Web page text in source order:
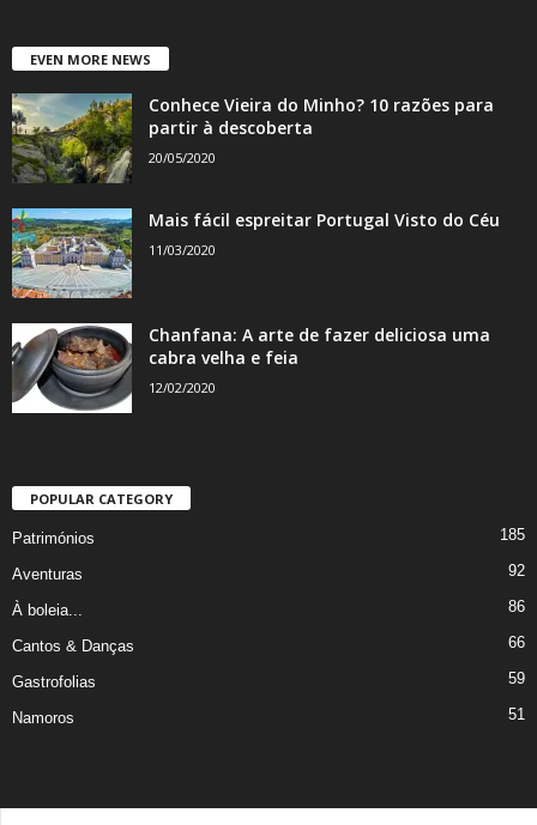
EVEN MORE NEWS
Conhece Vieira do Minho? 10 razões para
partir à descoberta
20/05/2020
Mais fácil espreitar Portugal Visto do Céu
11/03/2020
Chanfana: A arte de fazer deliciosa uma
cabra velha e feia
12/02/2020
POPULAR CATEGORY
Patrimónios 185
Aventuras 92
À boleia... 86
Cantos & Danças 66
Gastrofolias 59
Namoros 51